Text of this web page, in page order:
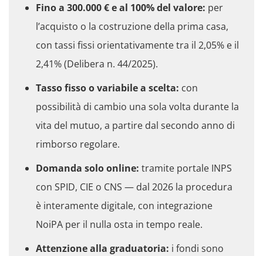
Fino a 300.000 € e al 100% del valore: per
l’acquisto o la costruzione della prima casa,
con tassi fissi orientativamente tra il 2,05% e il
2,41% (Delibera n. 44/2025).
Tasso fisso o variabile a scelta: con
possibilità di cambio una sola volta durante la
vita del mutuo, a partire dal secondo anno di
rimborso regolare.
Domanda solo online: tramite portale INPS
con SPID, CIE o CNS — dal 2026 la procedura
è interamente digitale, con integrazione
NoiPA per il nulla osta in tempo reale.
Attenzione alla graduatoria: i fondi sono